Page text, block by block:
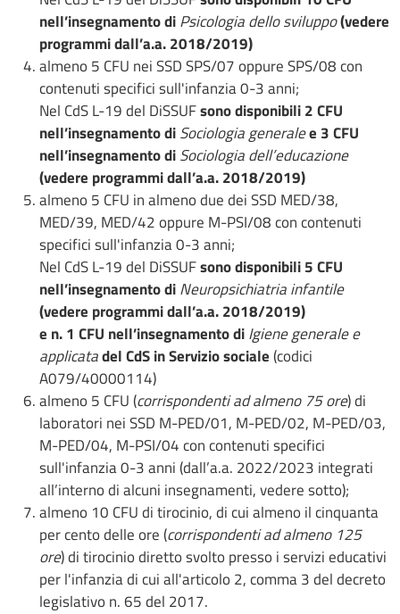
nell’insegnamento diPsicologia dello sviluppo(vedere
programmi dall’a.a. 2018/2019)
almeno 5 CFU nei SSD SPS/07 oppure SPS/08 con
contenuti specifici sull'infanzia 0-3 anni;
Nel CdS L-19 del DiSSUFsono disponibili 2 CFU
nell’insegnamento diSociologia generalee 3 CFU
nell’insegnamento diSociologia dell’educazione
(vedere programmi dall’a.a. 2018/2019)
almeno 5 CFU in almeno due dei SSD MED/38,
MED/39, MED/42 oppure M-PSI/08 con contenuti
specifici sull'infanzia 0-3 anni;
Nel CdS L-19 del DiSSUFsono disponibili 5 CFU
nell’insegnamento diNeuropsichiatria infantile
(vedere programmi dall’a.a. 2018/2019)
e n. 1 CFU nell’insegnamento diIgiene generale e
applicatadel CdS in Servizio sociale(codici
A079/40000114)
almeno 5 CFU (corrispondenti ad almeno 75 ore) di
laboratori nei SSD M-PED/01, M-PED/02, M-PED/03,
M-PED/04, M-PSI/04 con contenuti specifici
sull'infanzia 0-3 anni (dall’a.a. 2022/2023 integrati
all’interno di alcuni insegnamenti, vedere sotto);
almeno 10 CFU di tirocinio, di cui almeno il cinquanta
per cento delle ore (corrispondenti ad almeno 125
ore) di tirocinio diretto svolto presso i servizi educativi
per l'infanzia di cui all'articolo 2, comma 3 del decreto
legislativo n. 65 del 2017.